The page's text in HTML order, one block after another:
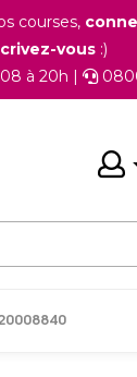
courses,
vous:)
à 20h |